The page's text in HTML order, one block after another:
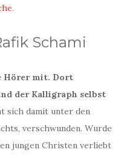
.
Schami
Hörer mit. Dort
der Kalligraph selbst
sich damit unter den
verschwunden. Wurde
jungen Christen verliebt